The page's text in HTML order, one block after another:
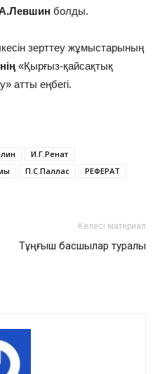
болды.
зерттеу жұмыстарының
«Қырғыз-қайсақтық
атты еңбегі.
И.Г.Ренат
П.С.Паллас
РЕФЕРАТ
Келесі материал
Тұңғыш басшылар туралы